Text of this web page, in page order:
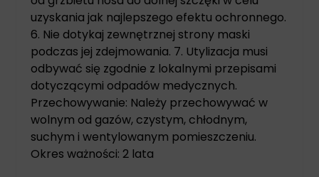
uzyskania jak najlepszego efektu ochronnego.
6. Nie dotykaj zewnętrznej strony maski
podczas jej zdejmowania. 7. Utylizacja musi
odbywać się zgodnie z lokalnymi przepisami
dotyczącymi odpadów medycznych.
Przechowywanie: Należy przechowywać w
wolnym od gazów, czystym, chłodnym,
suchym i wentylowanym pomieszczeniu.
Okres ważności: 2 lata